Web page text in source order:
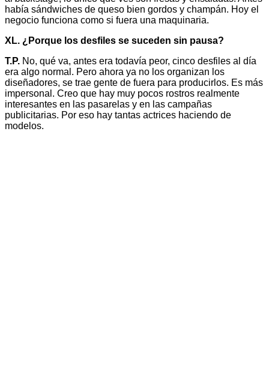
había sándwiches de queso bien gordos y champán. Hoy el
negocio funciona como si fuera una maquinaria.
XL. ¿Porque los desfiles se suceden sin pausa?
T.P. No, qué va, antes era todavía peor, cinco desfiles al día
era algo normal. Pero ahora ya no los organizan los
diseñadores, se trae gente de fuera para producirlos. Es más
impersonal. Creo que hay muy pocos rostros realmente
interesantes en las pasarelas y en las campañas
publicitarias. Por eso hay tantas actrices haciendo de
modelos.